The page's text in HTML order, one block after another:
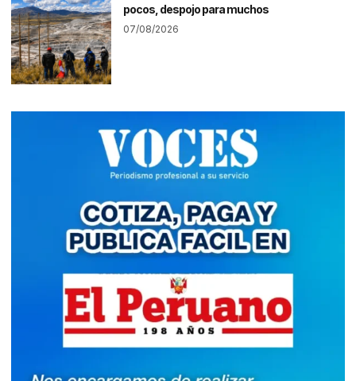
pocos, despojo para muchos
07/08/2026